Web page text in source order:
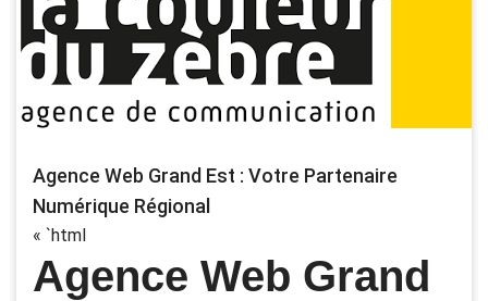
Agence Web Grand Est : Votre Partenaire
Numérique Régional
« `html
Agence Web Grand